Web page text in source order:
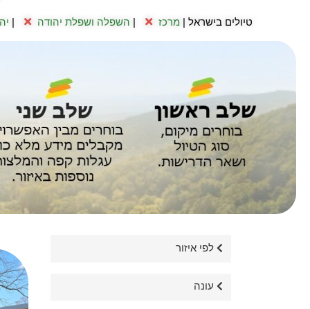
טיולים בישראל |מרכז | השפלה ושפלת יהודה |
לפי איזור
עונה